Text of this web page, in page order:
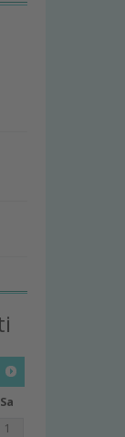
Sa
1